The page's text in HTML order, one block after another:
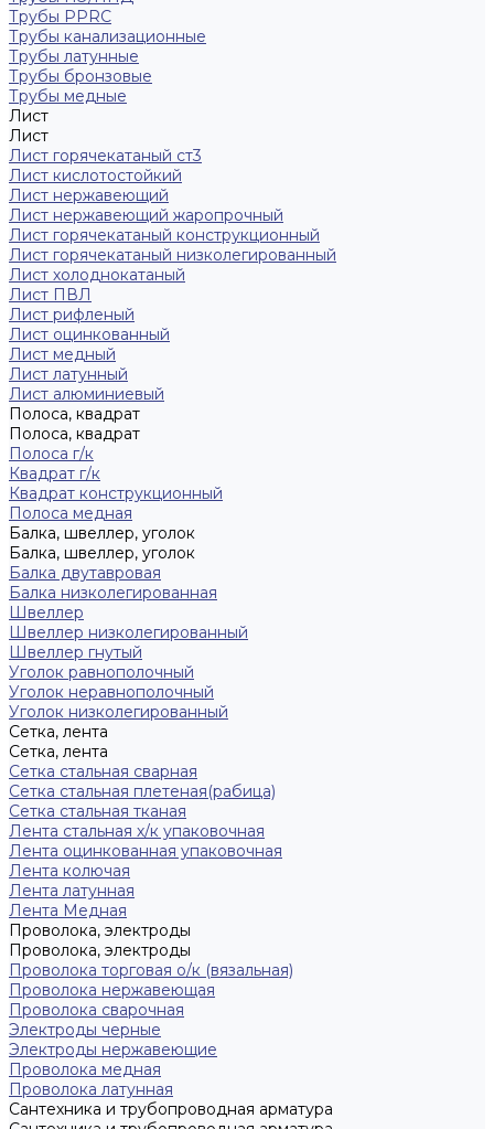
Трубы PPRC
Трубы канализационные
Трубы латунные
Трубы бронзовые
Трубы медные
Лист
Лист
Лист горячекатаный ст3
Лист кислотостойкий
Лист нержавеющий
Лист нержавеющий жаропрочный
Лист горячекатаный конструкционный
Лист горячекатаный низколегированный
Лист холоднокатаный
Лист ПВЛ
Лист рифленый
Лист оцинкованный
Лист медный
Лист латунный
Лист алюминиевый
Полоса, квадрат
Полоса, квадрат
Полоса г/к
Квадрат г/к
Квадрат конструкционный
Полоса медная
Балка, швеллер, уголок
Балка, швеллер, уголок
Балка двутавровая
Балка низколегированная
Швеллер
Швеллер низколегированный
Швеллер гнутый
Уголок равнополочный
Уголок неравнополочный
Уголок низколегированный
Сетка, лента
Сетка, лента
Сетка стальная сварная
Сетка стальная плетеная(рабица)
Сетка стальная тканая
Лента стальная х/к упаковочная
Лента оцинкованная упаковочная
Лента колючая
Лента латунная
Лента Медная
Проволока, электроды
Проволока, электроды
Проволока торговая о/к (вязальная)
Проволока нержавеющая
Проволока сварочная
Электроды черные
Электроды нержавеющие
Проволока медная
Проволока латунная
Сантехника и трубопроводная арматура